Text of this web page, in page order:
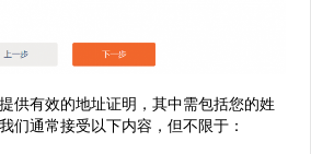
供有效的地址证明，其中需包括您的姓
们通常接受以下内容，但不限于：